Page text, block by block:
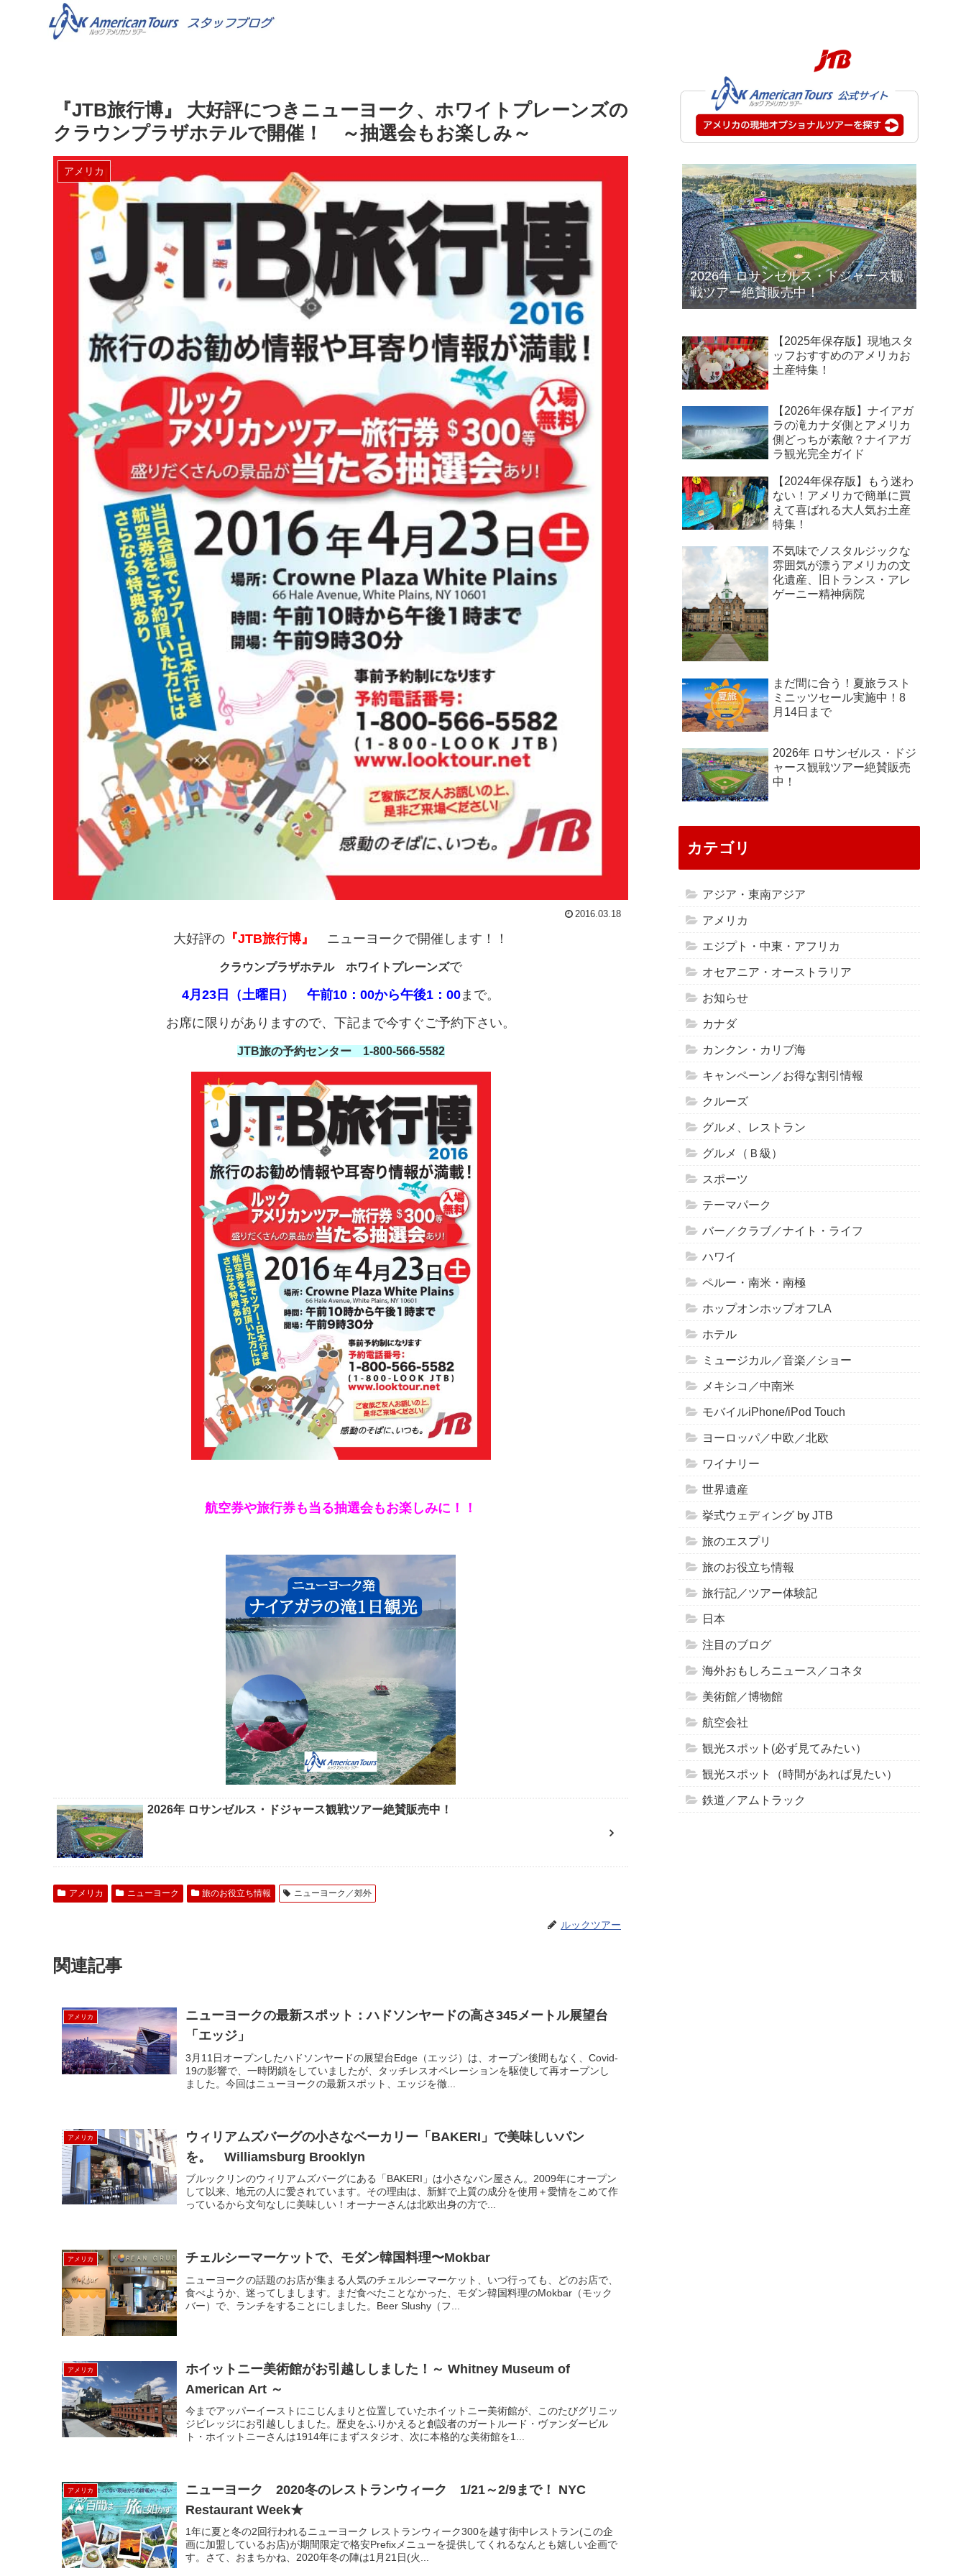
『JTB旅行博』 大好評につきニューヨーク、ホワイトプレーンズの
クラウンプラザホテルで開催！ ～抽選会もお楽しみ～
アメリカ
2016.03.18
大好評の 『JTB旅行博』 ニューヨークで開催します！！
クラウンプラザホテル ホワイトプレーンズで
4月23日（土曜日） 午前10：00から午後1：00まで。
お席に限りがありますので、下記まで今すぐご予約下さい。
JTB旅の予約センター 1-800-566-5582
航空券や旅行券も当る抽選会もお楽しみに！！
2026年 ロサンゼルス・ドジャース観戦ツアー絶賛販売中！
アメリカ ニューヨーク 旅のお役立ち情報 ニューヨーク／郊外
ルックツアー
関連記事
アメリカ
ニューヨークの最新スポット：ハドソンヤードの高さ345メートル展望台
「エッジ」
3月11日オープンしたハドソンヤードの展望台Edge（エッジ）は、オープン後間もなく、Covid-
19の影響で、一時閉鎖をしていましたが、タッチレスオペレーションを駆使して再オープンし
ました。今回はニューヨークの最新スポット、エッジを徹...
アメリカ
ウィリアムズバーグの小さなベーカリー「BAKERI」で美味しいパン
を。 Williamsburg Brooklyn
ブルックリンのウィリアムズバーグにある「BAKERI」は小さなパン屋さん。2009年にオープン
して以来、地元の人に愛されています。その理由は、新鮮で上質の成分を使用＋愛情をこめて作
っているから文句なしに美味しい！オーナーさんは北欧出身の方で...
アメリカ チェルシーマーケットで、モダン韓国料理〜Mokbar
ニューヨークの話題のお店が集まる人気のチェルシーマーケット、いつ行っても、どのお店で、
食べようか、迷ってしまします。まだ食べたことなかった、モダン韓国料理のMokbar（モック
バー）で、ランチをすることにしました。Beer Slushy（フ...
アメリカ
ホイットニー美術館がお引越ししました！～ Whitney Museum of
American Art ～
今までアッパーイーストにこじんまりと位置していたホイットニー美術館が、このたびグリニッ
ジビレッジにお引越ししました。歴史をふりかえると創設者のガートルード・ヴァンダービル
ト・ホイットニーさんは1914年にまずスタジオ、次に本格的な美術館を1...
アメリカ
ニューヨーク 2020冬のレストランウィーク 1/21～2/9まで！ NYC
Restaurant Week★
1年に夏と冬の2回行われるニューヨーク レストランウィーク300を越す街中レストラン(この企
画に加盟しているお店)が期間限定で格安Prefixメニューを提供してくれるなんとも嬉しい企画で
す。さて、おまちかね、2020年冬の陣は1月21日(火...
2026年 ロサンゼルス・ドジャース観
戦ツアー絶賛販売中！
【2025年保存版】現地スタ
ッフおすすめのアメリカお
土産特集！
【2026年保存版】ナイアガ
ラの滝カナダ側とアメリカ
側どっちが素敵？ナイアガ
ラ観光完全ガイド
【2024年保存版】もう迷わ
ない！アメリカで簡単に買
えて喜ばれる大人気お土産
特集！
不気味でノスタルジックな
雰囲気が漂うアメリカの文
化遺産、旧トランス・アレ
ゲーニー精神病院
まだ間に合う！夏旅ラスト
ミニッツセール実施中！8
月14日まで
2026年 ロサンゼルス・ドジ
ャース観戦ツアー絶賛販売
中！
カテゴリ
アジア・東南アジア
アメリカ
エジプト・中東・アフリカ
オセアニア・オーストラリア
お知らせ
カナダ
カンクン・カリブ海
キャンペーン／お得な割引情報
クルーズ
グルメ、レストラン
グルメ（Ｂ級）
スポーツ
テーマパーク
バー／クラブ／ナイト・ライフ
ハワイ
ペルー・南米・南極
ホップオンホップオフLA
ホテル
ミュージカル／音楽／ショー
メキシコ／中南米
モバイルiPhone/iPod Touch
ヨーロッパ／中欧／北欧
ワイナリー
世界遺産
挙式ウェディング by JTB
旅のエスプリ
旅のお役立ち情報
旅行記／ツアー体験記
日本
注目のブログ
海外おもしろニュース／コネタ
美術館／博物館
航空会社
観光スポット(必ず見てみたい）
観光スポット（時間があれば見たい）
鉄道／アムトラック